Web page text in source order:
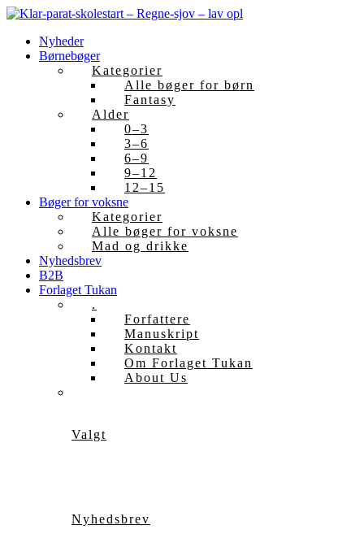
Skip
contentNyheder
Børnebøger
Kategorier
Alle bøger for børn
Fantasy
Alder
0–3
3–6
6–9
9–12
12–15
Bøger for voksne
Kategorier
Alle bøger for voksne
Mad og drikke
Nyhedsbrev
B2B
Forlaget Tukan
.
Forfattere
Manuskript
Kontakt
Om Forlaget Tukan
About Us
Valgt
Nyhedsbrev